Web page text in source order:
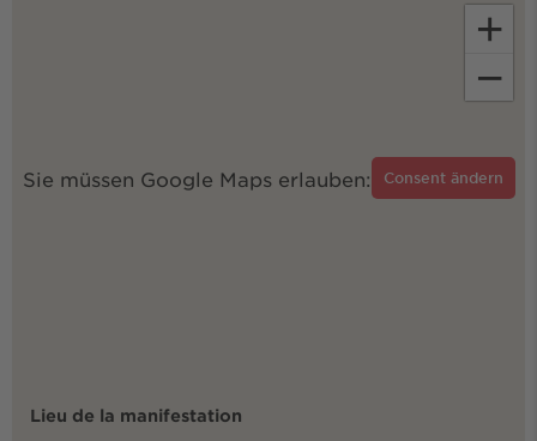
Sie müssen Google Maps erlauben: Consent ändern
+
−
Lieu de la manifestation